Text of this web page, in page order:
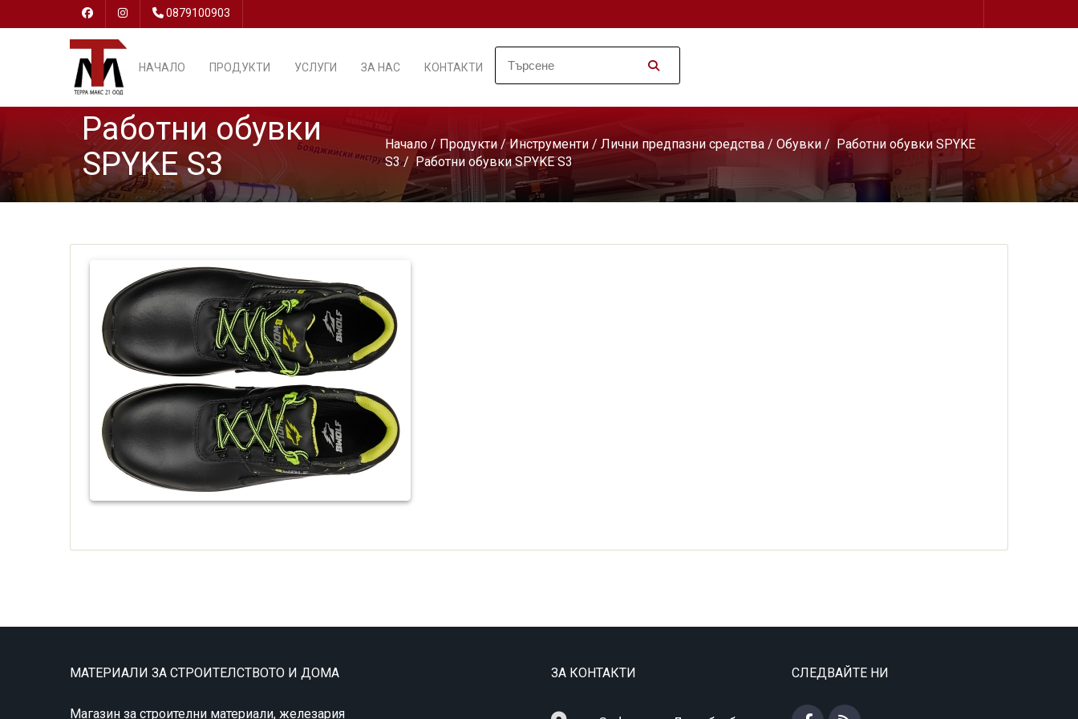
0879100903
НАЧАЛО ПРОДУКТИ УСЛУГИ ЗА НАС КОНТАКТИ
Работни обувки
SPYKE S3
Начало /Продукти/Инструменти / Лични предпазни средства / Обувки / Работни обувки SPYKE
S3/ Работни обувки SPYKE S3
МАТЕРИАЛИ ЗА СТРОИТЕЛСТВОТО И ДОМА
Магазин за строителни материали, железария
ЗА КОНТАКТИ СЛЕДВАЙТЕ НИ